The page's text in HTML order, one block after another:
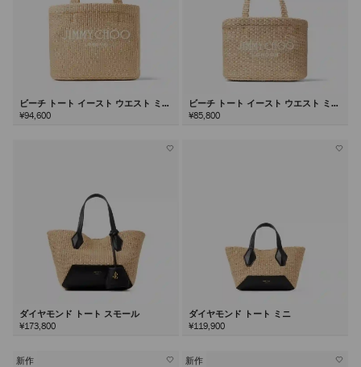
ビーチ トート イースト ウエスト ミデ
ィアム
¥94,600
ビーチ トート イースト ウエスト ミニ
¥85,800
ダイヤモンド トート スモール
¥173,800
ダイヤモンド トート ミニ
¥119,900
新作 新作